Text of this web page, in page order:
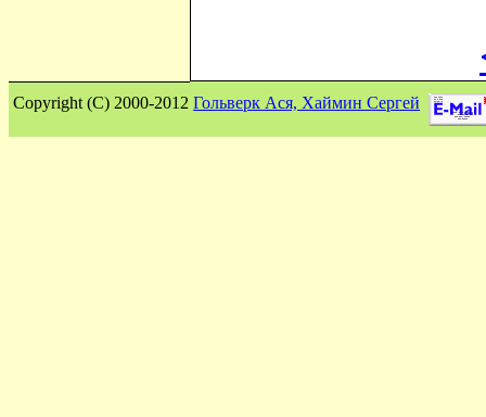
Сopyright (C) 2000-2012 Гольверк Ася, Хаймин Сергей